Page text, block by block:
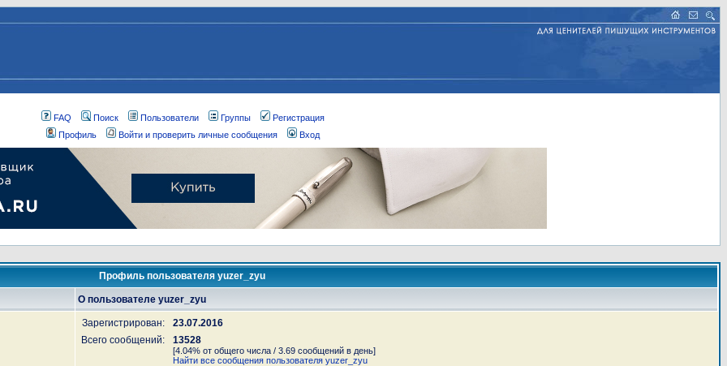
FAQ Поиск Пользователи Группы
Регистрация
Профиль
Войти и проверить личные сообщения Вход
Профиль пользователя yuzer_zyu
О пользователе yuzer_zyu
Зарегистрирован:
23.07.2016
Всего сообщений:
13528
[4.04% от общего числа / 3.69 сообщений в день]
Найти все сообщения пользователя yuzer_zyu